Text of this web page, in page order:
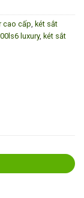
cao cấp, két sắt
luxury, két sắt